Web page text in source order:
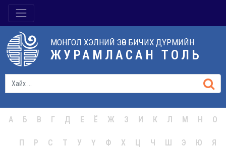
МОНГОЛ ХЭЛНИЙ ЗӨВ БИЧИХ ДҮРМИЙН
ЖУРАМЛАСАН ТОЛЬ
А Б В Г Д Е Ё Ж З И К Л М Н О
П Р С Т У Ү Ф Х Ц Ч Ш Э Ю Я